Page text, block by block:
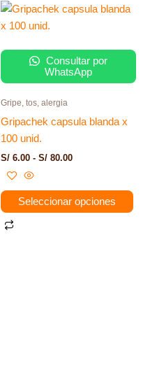
Consultar por
WhatsApp
Gripe, tos, alergia
Gripachek capsula blanda x
100 unid.
S/ 6.00 - S/ 80.00
Rango
de
hasta
S/ 80.00
Seleccionar opciones
Este
producto
múltiples
variantes.
opciones
se
pueden
elegir
en
la